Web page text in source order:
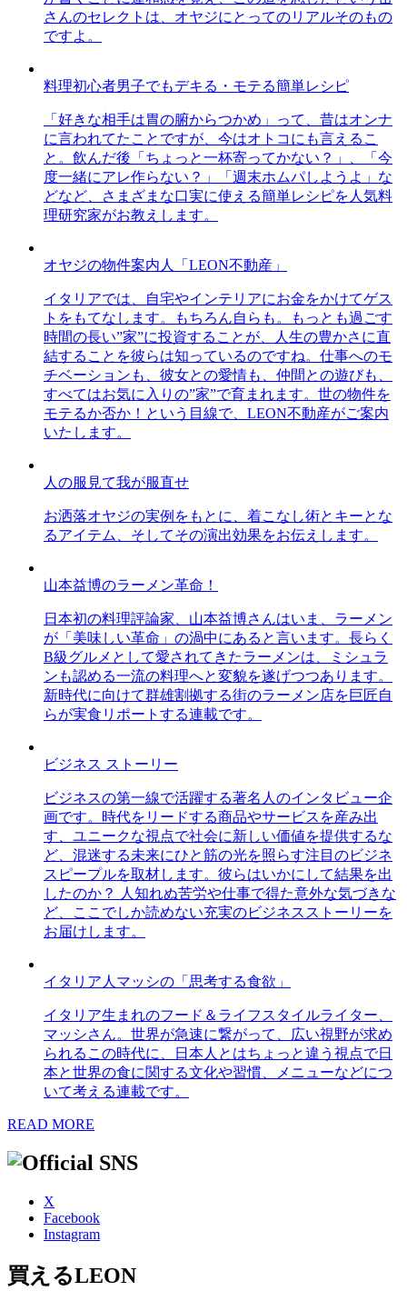
さんのセレクトは、オヤジにとってのリアルそのもの
ですよ。
料理初心者男子でもデキる・モテる簡単レシピ
「好きな相手は胃の腑からつかめ」って、昔はオンナ
に言われてたことですが、今はオトコにも言えるこ
と。飲んだ後「ちょっと一杯寄ってかない？」、「今
度一緒にアレ作らない？」「週末ホムパしようよ」な
どなど、さまざまな口実に使える簡単レシピを人気料
理研究家がお教えします。
オヤジの物件案内人「LEON不動産」
イタリアでは、自宅やインテリアにお金をかけてゲス
トをもてなします。もちろん自らも。もっとも過ごす
時間の長い”家”に投資することが、人生の豊かさに直
結することを彼らは知っているのですね。仕事へのモ
チベーションも、彼女との愛情も、仲間との遊びも、
すべてはお気に入りの”家”で育まれます。世の物件を
モテるか否か！という目線で、LEON不動産がご案内
いたします。
人の服見て我が服直せ
お洒落オヤジの実例をもとに、着こなし術とキーとな
るアイテム、そしてその演出効果をお伝えします。
山本益博のラーメン革命！
日本初の料理評論家、山本益博さんはいま、ラーメン
が「美味しい革命」の渦中にあると言います。長らく
B級グルメとして愛されてきたラーメンは、ミシュラ
ンも認める一流の料理へと変貌を遂げつつあります。
新時代に向けて群雄割拠する街のラーメン店を巨匠自
らが実食リポートする連載です。
ビジネス ストーリー
ビジネスの第一線で活躍する著名人のインタビュー企
画です。時代をリードする商品やサービスを産み出
す、ユニークな視点で社会に新しい価値を提供するな
ど、混迷する未来にひと筋の光を照らす注目のビジネ
スピープルを取材します。彼らはいかにして結果を出
したのか？ 人知れぬ苦労や仕事で得た意外な気づきな
ど、ここでしか読めない充実のビジネスストーリーを
お届けします。
イタリア人マッシの「思考する食欲」
イタリア生まれのフード＆ライフスタイルライター、
マッシさん。世界が急速に繋がって、広い視野が求め
られるこの時代に、日本人とはちょっと違う視点で日
本と世界の食に関する文化や習慣、メニューなどにつ
いて考える連載です。
READ MORE
X
Facebook
Instagram
買えるLEON